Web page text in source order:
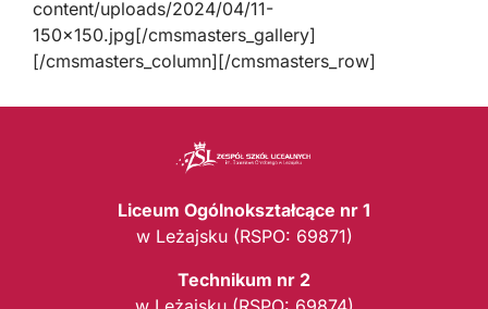
content/uploads/2024/04/11-
150×150.jpg[/cmsmasters_gallery]
[/cmsmasters_column][/cmsmasters_row]
Liceum Ogólnokształcące nr 1
w Leżajsku (RSPO: 69871)
Technikum nr 2